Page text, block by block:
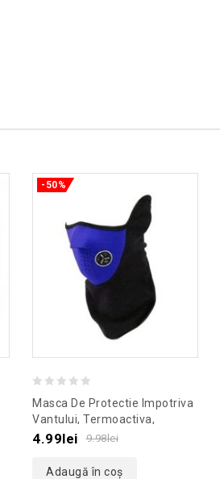
-50%
out
of
Masca De Protectie Impotriva
Vantului, Termoactiva,
Gonga®, Culoaremodel
9.98lei
4.99lei
Adaugă în coș